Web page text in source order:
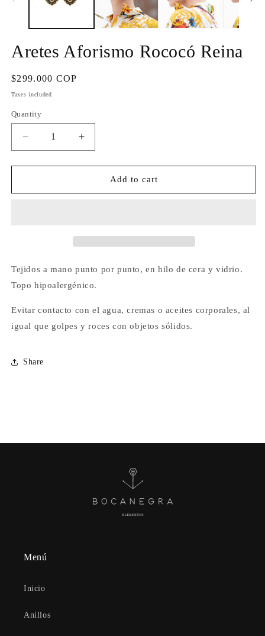
Aretes Aforismo Rococó Reina
Regular
price
$299.000 COP
Taxes included.
Quantity
Quantity
Decrease
quantity
for
Aforismo
Increase
quantity
for
Aretes
Aforismo
Add to cart
Tejidos a mano punto por punto, en hilo de cera y vidrio.
Topo hipoalergénico.
Evitar contacto con el agua, cremas o aceites corporales, al
igual que golpes y roces con objetos sólidos.
Share
Menú
Inicio
Anillos